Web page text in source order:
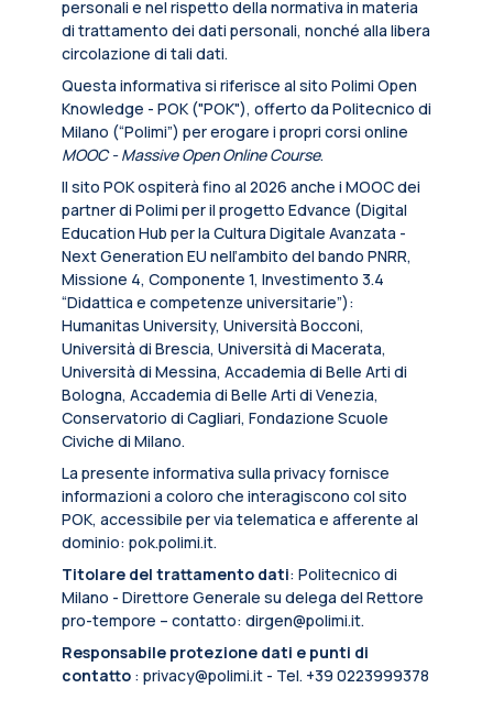
personali e nel rispetto della normativa in materia
di trattamento dei dati personali, nonché alla libera
circolazione di tali dati.
Questa informativa si riferisce al sito Polimi Open
Knowledge - POK ("POK"), offerto da Politecnico di
Milano (“Polimi”) per erogare i propri corsi online
MOOC - Massive Open Online Course.
Il sito POK ospiterà fino al 2026 anche i MOOC dei
partner di Polimi per il progetto Edvance (Digital
Education Hub per la Cultura Digitale Avanzata -
Next Generation EU nell’ambito del bando PNRR,
Missione 4, Componente 1, Investimento 3.4
“Didattica e competenze universitarie”):
Humanitas University, Università Bocconi,
Università di Brescia, Università di Macerata,
Università di Messina, Accademia di Belle Arti di
Bologna, Accademia di Belle Arti di Venezia,
Conservatorio di Cagliari, Fondazione Scuole
Civiche di Milano.
La presente informativa sulla privacy fornisce
informazioni a coloro che interagiscono col sito
POK, accessibile per via telematica e afferente al
dominio: pok.polimi.it.
Titolare del trattamento dati: Politecnico di
Milano - Direttore Generale su delega del Rettore
pro-tempore – contatto: dirgen@polimi.it.
Responsabile protezione dati e punti di
contatto : privacy@polimi.it - Tel. +39 0223999378